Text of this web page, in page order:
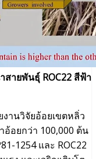
สายพันธุ์ ROC22 สีฟ้า
านวิจัยอ้อยเขตหลิ่ว
อยกว่า 100,000 ต้น
1254 และ ROC22